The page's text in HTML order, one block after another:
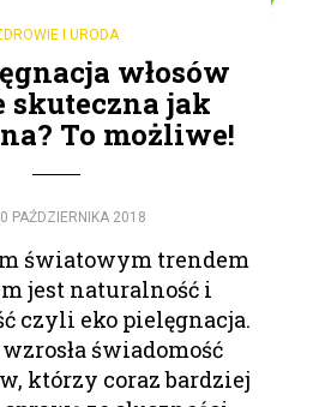
I URODA
włosów
skuteczna jak
To możliwe!
PAŹDZIERNIKA 2018
światowym trendem
jest naturalność i
czyli eko pielęgnacja.
świadomość
którzy coraz bardziej